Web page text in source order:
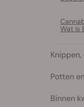
Wat Is
Potten
Binnen